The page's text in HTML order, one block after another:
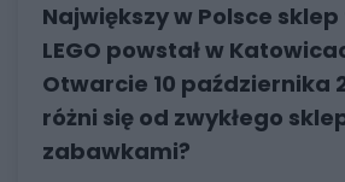
Największy w Polsce
LEGO powstał w
Otwarcie 10 października
różni się od zwykłego
zabawkami?